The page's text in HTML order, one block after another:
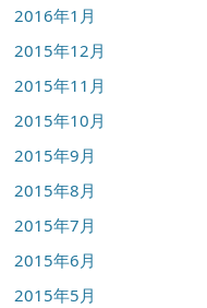
2016年1月
2015年12月
2015年11月
2015年10月
2015年9月
2015年8月
2015年7月
2015年6月
2015年5月